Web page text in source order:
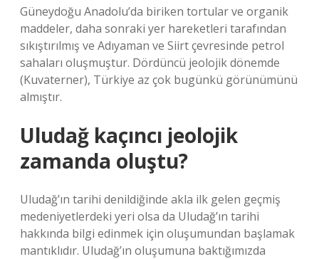
Güneydoğu Anadolu’da biriken tortular ve organik
maddeler, daha sonraki yer hareketleri tarafından
sıkıştırılmış ve Adıyaman ve Siirt çevresinde petrol
sahaları oluşmuştur. Dördüncü jeolojik dönemde
(Kuvaterner), Türkiye az çok bugünkü görünümünü
almıştır.
Uludağ kaçıncı jeolojik
zamanda oluştu?
Uludağ’ın tarihi denildiğinde akla ilk gelen geçmiş
medeniyetlerdeki yeri olsa da Uludağ’ın tarihi
hakkında bilgi edinmek için oluşumundan başlamak
mantıklıdır. Uludağ’ın oluşumuna baktığımızda